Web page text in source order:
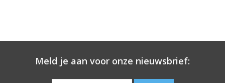
Meld je aan voor onze nieuwsbrief: